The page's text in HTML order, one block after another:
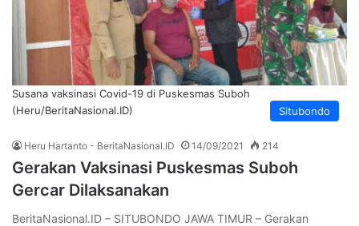
Situbondo
Susana vaksinasi Covid-19 di Puskesmas Suboh
(Heru/BeritaNasional.ID)
Heru Hartanto - BeritaNasional.ID 14/09/2021 214
Gerakan Vaksinasi Puskesmas Suboh
Gercar Dilaksanakan
BeritaNasional.ID – SITUBONDO JAWA TIMUR – Gerakan